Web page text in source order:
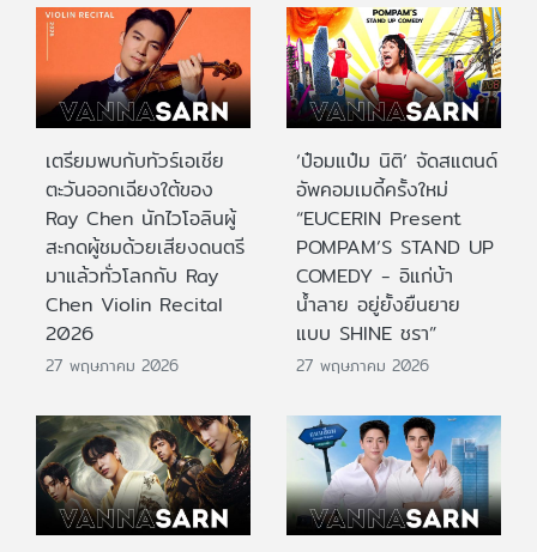
เตรียมพบกับทัวร์เอเชีย
ตะวันออกเฉียงใต้ของ
Ray Chen นักไวโอลินผู้
สะกดผู้ชมด้วยเสียงดนตรี
มาแล้วทั่วโลกกับ Ray
Chen Violin Recital
2026
27 พฤษภาคม 2026
‘ป๋อมแป๋ม นิติ’ จัดสแตนด์
อัพคอมเมดี้ครั้งใหม่
“EUCERIN Present
POMPAM’S STAND UP
COMEDY - อิแก่บ้า
น้ำลาย อยู่ยั้งยืนยาย
แบบ SHINE ชรา”
27 พฤษภาคม 2026